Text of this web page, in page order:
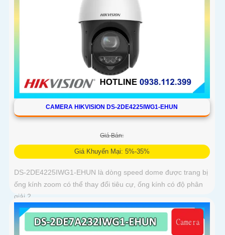
CAMERA HIKVISION DS-2DE4225IWG1-EHUN
Giá Bán:
Giá Khuyến Mại: 5%-35%
DS-2DE4225IWG1-EHUN là dòng speed dome được trang bị
ống kính zoom có thể thay đổi tiêu cự, ống kính có độ phân
giải 2